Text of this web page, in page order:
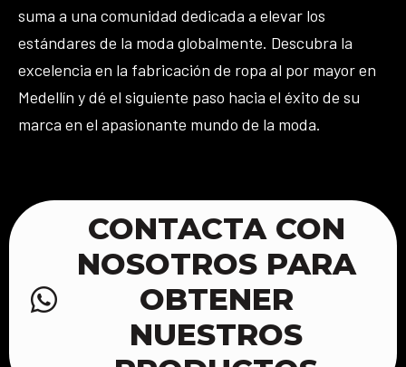
suma a una comunidad dedicada a elevar los
estándares de la moda globalmente. Descubra la
excelencia en la fabricación de ropa al por mayor en
Medellín y dé el siguiente paso hacia el éxito de su
marca en el apasionante mundo de la moda.
CONTACTA CON
NOSOTROS PARA
OBTENER
NUESTROS